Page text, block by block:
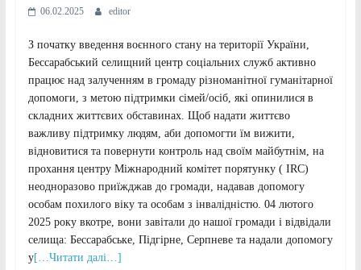
06.02.2025 editor
З початку введення воєнного стану на території України,
Бессарабський селищний центр соціальних служб активно
працює над залученням в громаду різноманітної гуманітарної
допомоги, з метою підтримки сімей/осіб, які опинилися в
складних життєвих обставинах. Щоб надати життєво
важливу підтримку людям, аби допомогти їм вижити,
відновитися та повернути контроль над своїм майбутнім, на
прохання центру Міжнародний комітет порятунку ( IRC)
неодноразово приїжджав до громади, надавав допомогу
особам похилого віку та особам з інвалідністю. 04 лютого
2025 року вкотре, вони завітали до нашої громади і відвідали
селища: Бессарабське, Підгірне, Серпневе та надали допомогу
у[…Читати далі…]